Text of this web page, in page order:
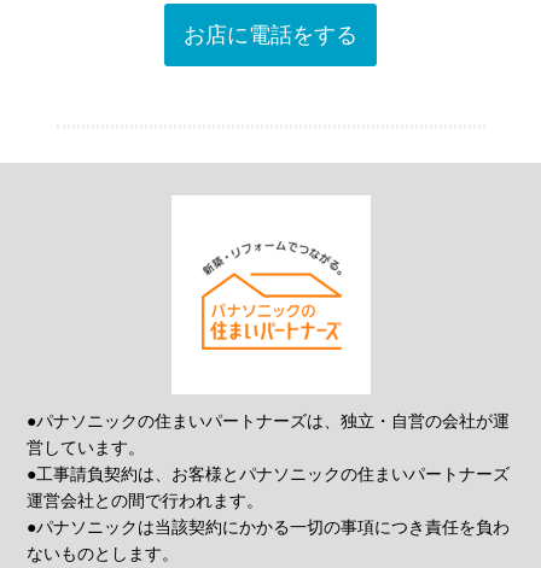
お店に電話をする
●パナソニックの住まいパートナーズは、独立・自営の会社が運
営しています。
●工事請負契約は、お客様とパナソニックの住まいパートナーズ
運営会社との間で行われます。
●パナソニックは当該契約にかかる一切の事項につき責任を負わ
ないものとします。